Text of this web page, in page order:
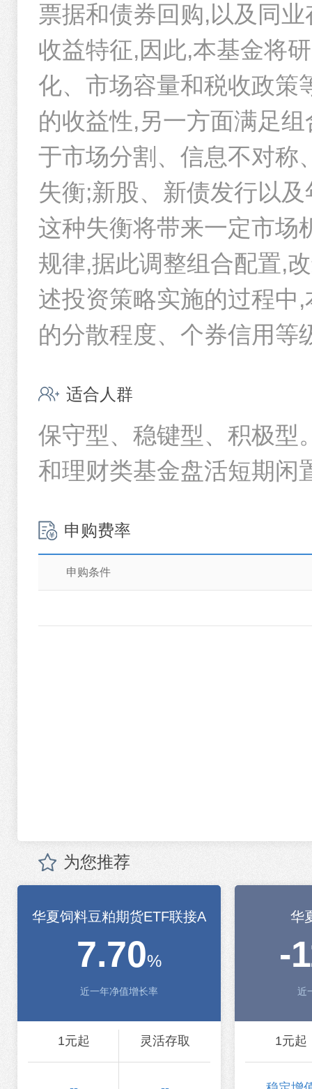
票据和债券回购,以及同
收益特征,因此,本基金将
化、市场容量和税收政策
的收益性,另一方面满足
于市场分割、信息不对称
失衡;新股、新债发行以
这种失衡将带来一定市场
规律,据此调整组合配置,
述投资策略实施的过程中
的分散程度、个券信用等
适合人群
保守型、稳键型、积极型
和理财类基金盘活短期闲
申购费率
申购条件
收益优势 闲钱理财
26交通银行CD068
26工商银行CD111
26交通银行CD117
25农发清发09
26华夏银行CD172
26江苏银行CD082
26工商银行CD079
26农发清发09
26农业银行CD146
25国开14
为您推荐
华夏饲料豆粕期货ETF联接A
7.70%
近一年净值增长率
1元起 灵活存取
华
-
近
1元起